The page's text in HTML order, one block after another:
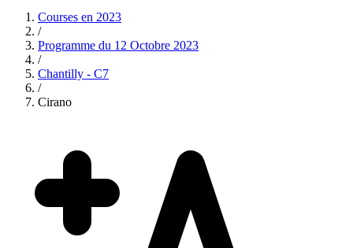
Courses en 2023
/
Programme du 12 Octobre 2023
/
Chantilly - C7
/
Cirano